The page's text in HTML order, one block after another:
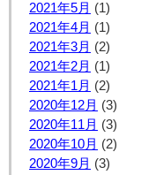
2021年5月 (1)
2021年4月 (1)
2021年3月 (2)
2021年2月 (1)
2021年1月 (2)
2020年12月 (3)
2020年11月 (3)
2020年10月 (2)
2020年9月 (3)